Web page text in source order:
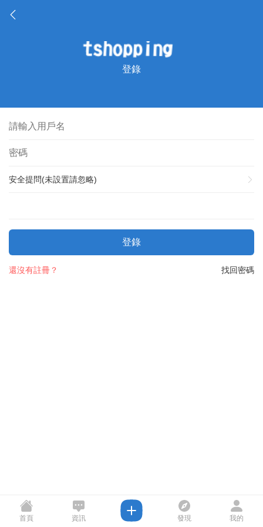
登錄
安全提問(未設置請忽略)
登錄
找回密碼
還沒有註冊？
首頁 資訊 發現 我的